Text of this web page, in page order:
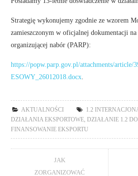
Strategię wykonujemy zgodnie ze wzorem
zamieszczonym w oficjalnej dokumentacji
organizującej nabór (PARP):
https://popw.parp.gov.pl/attachments/
ESOWY_26012018.docx.
AKTUALNOŚCI 1.2
DZIAŁANIA EKSPORTOWE
DZIAŁANIE 1.2
FINANSOWANIE EKSPORTU
JAK
ZORGANIZOWAĆ